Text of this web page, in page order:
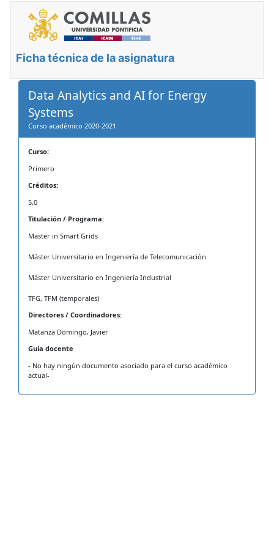
Ficha técnica de la asignatura
Data Analytics and AI for Energy
Systems
Curso académico 2020-2021
Curso:
Primero
Créditos:
5,0
Titulación / Programa:
Master in Smart Grids
Máster Universitario en Ingeniería de Telecomunicación
Máster Universitario en Ingeniería Industrial
TFG, TFM (temporales)
Directores / Coordinadores:
Matanza Domingo, Javier
Guía docente
- No hay ningún documento asociado para el curso académico
actual-